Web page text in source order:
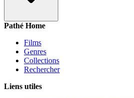
Pathé Home
Films
Genres
Collections
Rechercher
Liens utiles